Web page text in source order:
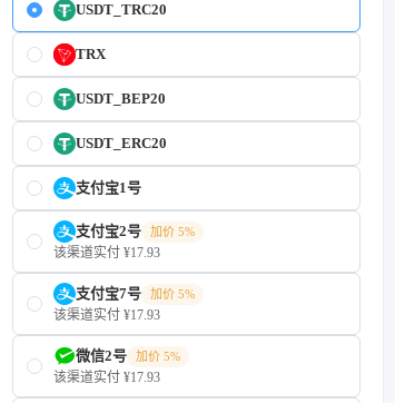
USDT_TRC20
TRX
USDT_BEP20
USDT_ERC20
支付宝1号
支付宝2号 加价 5%
该渠道实付 ¥17.93
支付宝7号 加价 5%
该渠道实付 ¥17.93
微信2号 加价 5%
该渠道实付 ¥17.93